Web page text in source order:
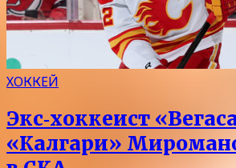
ХОККЕЙ
Экс‑хоккеист
«Калгари»